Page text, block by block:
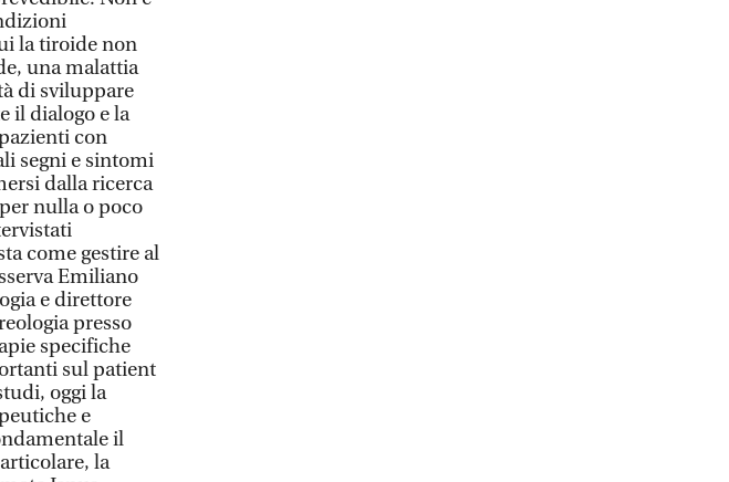
la tiroide non
una malattia
di sviluppare
il dialogo e la
con
segni e sintomi
dalla ricerca
nulla o poco
come gestire al
Emiliano
e direttore
presso
specifiche
sul patient
oggi la
e
il
la